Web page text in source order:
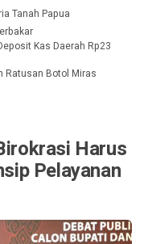
Tanah Papua
Kas Daerah Rp23
Ratusan Botol Miras
Harus
Pelayanan